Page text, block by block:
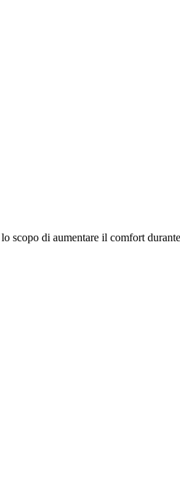
scopo di aumentare il comfort